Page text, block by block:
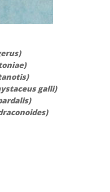
galli)